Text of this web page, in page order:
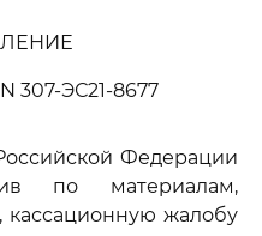
307-ЭС21-8677
Федерации
по материалам,
жалобу